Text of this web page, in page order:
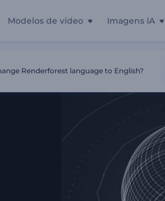
Modelos de vídeo Imagens IA
Renderforest language to English?